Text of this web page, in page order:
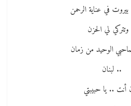
في عناية الرحمن
لي الحزن
الوحيد من زمان
.. لبنان
أنت .. يا حبيبتي